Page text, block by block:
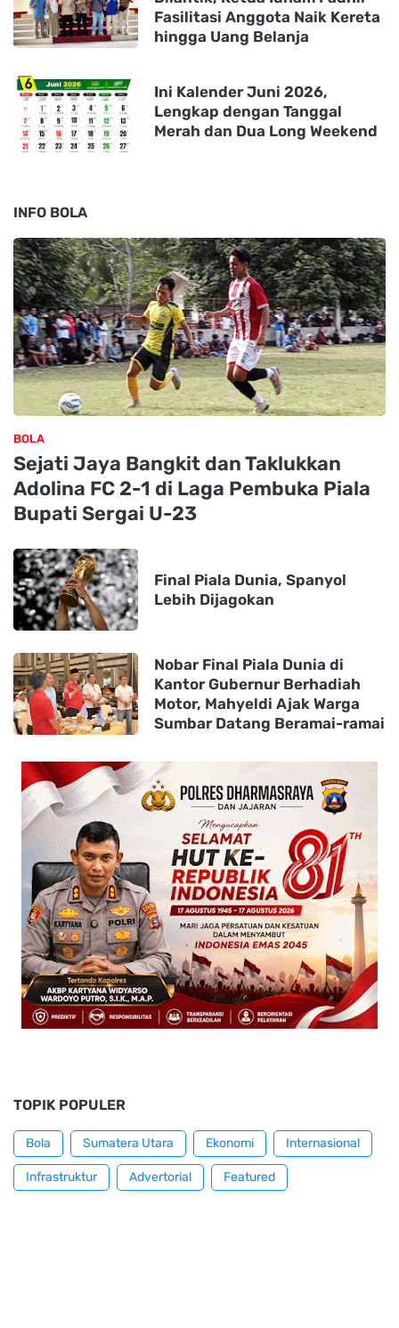
Fasilitasi Anggota Naik Kereta
hingga Uang Belanja
Ini Kalender Juni 2026,
Lengkap dengan Tanggal
Merah dan Dua Long Weekend
INFO BOLA
BOLA
Sejati Jaya Bangkit dan Taklukkan
Adolina FC 2-1 di Laga Pembuka Piala
Bupati Sergai U-23
Final Piala Dunia, Spanyol
Lebih Dijagokan
Nobar Final Piala Dunia di
Kantor Gubernur Berhadiah
Motor, Mahyeldi Ajak Warga
Sumbar Datang Beramai-ramai
TOPIK POPULER
Bola Sumatera Utara Ekonomi Internasional
Infrastruktur Advertorial Featured